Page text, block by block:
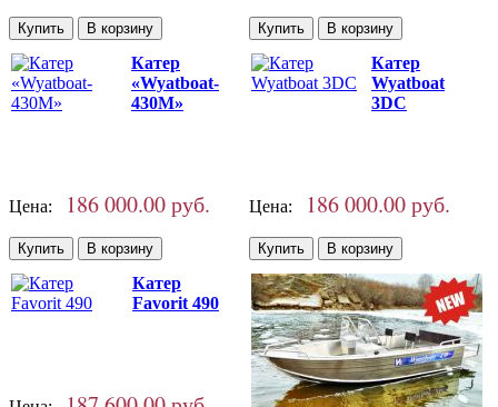
Катер
«Wyatboat-
430M»
Цена: 186 000.00 руб.
Катер
Wyatboat
3DC
Цена: 186 000.00 руб.
Катер
Favorit 490